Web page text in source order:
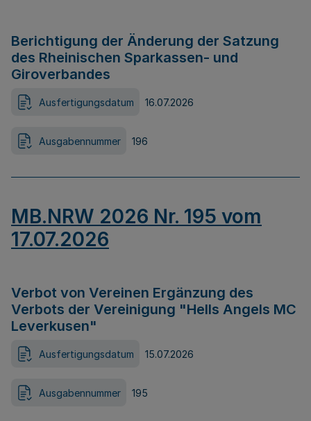
Berichtigung der Änderung der Satzung
des Rheinischen Sparkassen- und
Giroverbandes
Ausfertigungsdatum 16.07.2026
Ausgabennummer 196
MB.NRW 2026 Nr. 195 vom
17.07.2026
Verbot von Vereinen Ergänzung des
Verbots der Vereinigung "Hells Angels MC
Leverkusen"
Ausfertigungsdatum 15.07.2026
Ausgabennummer 195